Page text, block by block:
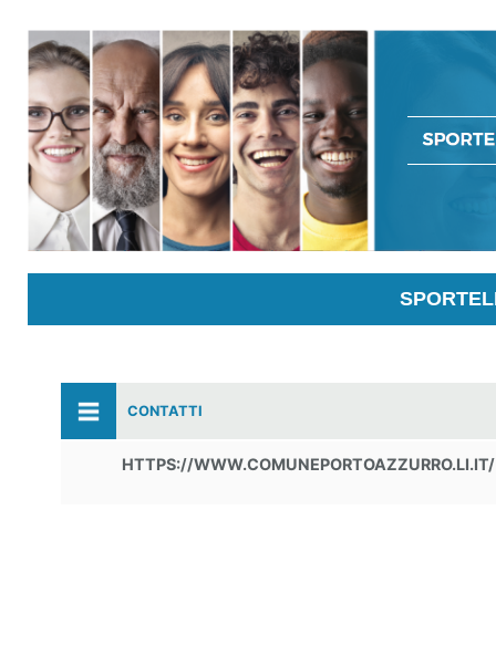
CONTATTI
HTTPS://WWW.COMUNEPORTOAZZURRO.LI.IT/